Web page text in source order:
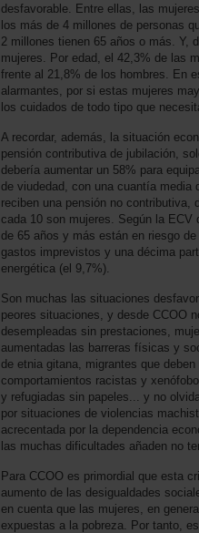
desfavorable. Entre ellas, las
los más de 4 millones de personas
2 millones tienen 65 años o más. Y,
mujeres. Por edad, el 42,3% de las
frente al 21,8% de los hombres. En
alarmantes, por si estas mujeres
los cuidados de todo tipo que
A recordar, además, la situación
pensión contributiva de jubilación,
debería aumentar un 58% para
de viudedad, con una cuantía media
reciben una pensión no contributiva,
cada 10 son mujeres. Según la
de 65 años y más están en riesgo
gastos imprevistos y una décima
energética (el 9,7%).
Son muchas las situaciones
peores situaciones, y desde CCOO
desempleadas sin prestaciones,
aumentadas las barreras físicas y
de etnia gitana, migrantes que
comportamientos racistas y
y refugiadas sin papeles... y no
por situaciones de violencias
acrecentada por la dependencia
las muchas dificultades añaden no
Para CCOO es primordial que esta
aumento de las desigualdades
en cuenta que las mujeres, en
expuestas a la pobreza. Por tanto,